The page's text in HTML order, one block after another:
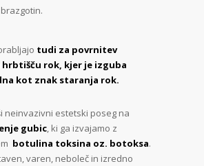
tudi za povrnitev
hrbtišču rok, kjer je izguba
kot znak staranja rok.
neinvazivni estetski poseg na
gubic, ki ga izvajamo z
botulina toksina oz. botoksa.
varen, neboleč in izredno